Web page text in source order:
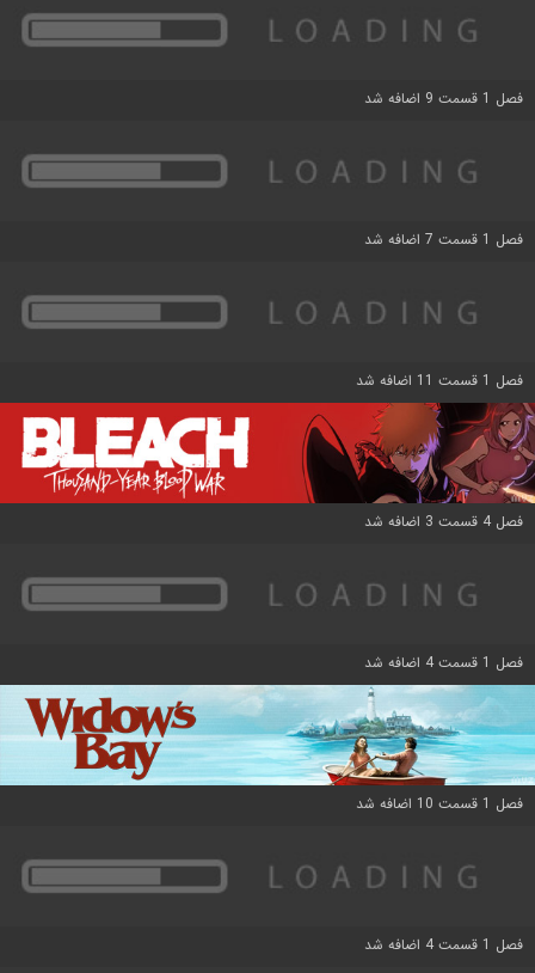
فصل 1 قسمت 9 اضافه شد
فصل 1 قسمت 7 اضافه شد
فصل 1 قسمت 11 اضافه شد
فصل 4 قسمت 3 اضافه شد
فصل 1 قسمت 4 اضافه شد
فصل 1 قسمت 10 اضافه شد
فصل 1 قسمت 4 اضافه شد